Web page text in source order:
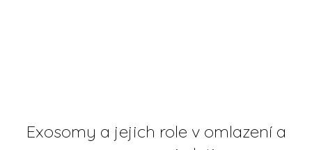
Exosomy a jejich role v omlazení a